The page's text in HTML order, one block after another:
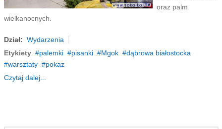
oraz palm
wielkanocnych.
Dział: Wydarzenia
Etykiety
palemki pisanki Mgok
dąbrowa białostocka
warsztaty
pokaz
Czytaj dalej...